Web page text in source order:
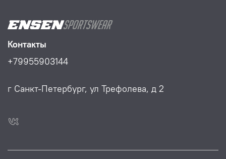
Контакты
+79955903144
г Санкт-Петербург, ул Трефолева, д 2